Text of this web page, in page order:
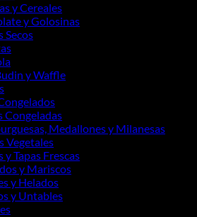
y Cereales
y Golosinas
Secos
y Waffle
Congeladas
Medallones y Milanesas
Vegetales
y Tapas Frescas
y Mariscos
y Helados
y Untables